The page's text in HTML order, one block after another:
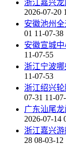
浙江嘉兴
2026-07-20
安徽池州
01 11-07-38
安徽宣城
11-07-55
浙江宁波
11-07-53
浙江绍兴
07-31 11-
广东汕尾
2026-07-14
浙江嘉兴
28 08-03-12